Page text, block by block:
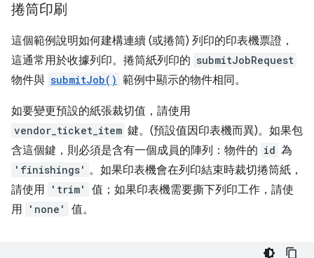
捲筒印刷
這個範例說明如何建構連續 (或捲筒) 列印的印表機票證，
這通常用於收據列印。捲筒紙列印的 submitJobRequest
物件與 submitJob() 範例中顯示的物件相同。
如要變更預設的紙張裁切值，請使用
vendor_ticket_item 鍵。(預設值因印表機而異)。如果包
含這個鍵，則必須是含有一個成員的陣列：物件的 id 為
'finishings' 。如果印表機會在列印結束時裁切捲筒紙，
請使用
'trim'
值；如果印表機需要撕下列印工作，請使
用
'none' 值。